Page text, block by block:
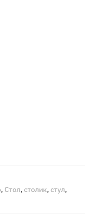
, Стол, столик, стул,